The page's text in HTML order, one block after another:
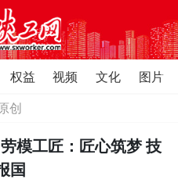
权益 视频 文化
图片
创
模工匠：匠心筑梦 技
国